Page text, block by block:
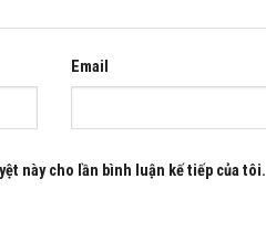
Email
này cho lần bình luận kế tiếp của tôi.